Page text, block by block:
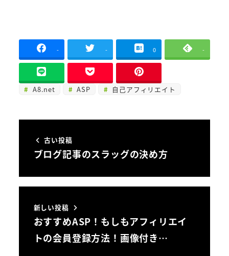
- - 0 -
A8.net ASP 自己アフィリエイト
古い投稿
ブログ記事のスラッグの決め方
新しい投稿
おすすめASP！もしもアフィリエイ
トの会員登録方法！画像付き…